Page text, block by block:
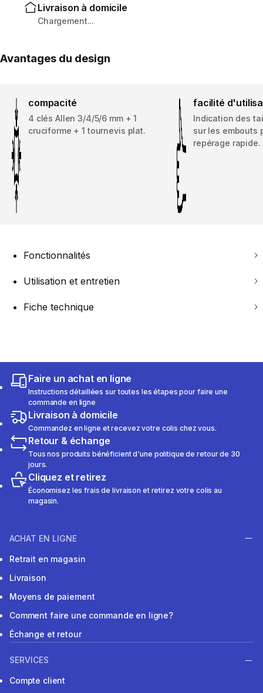
Livraison à domicile
Chargement...
Avantages du design
compacité
4 clés Allen 3/4/5/6 mm + 1
cruciforme + 1 tournevis plat.
facilité
Indication des
sur les embouts
repérage rapide.
Fonctionnalités
Utilisation et entretien
Fiche technique
Faire un achat en ligne
Instructions détaillées sur toutes les étapes pour faire une
commande en ligne
Livraison à domicile
Commandez en ligne et recevez votre colis chez vous.
Retour & échange
Tous nos produits bénéficient d'une politique de retour de 30
jours.
Cliquez et retirez
Économisez les frais de livraison et retirez votre colis au
magasin.
ACHAT EN LIGNE
Retrait en magasin
Livraison
Moyens de paiement
Comment faire une commande en ligne?
Échange et retour
SERVICES
Compte client